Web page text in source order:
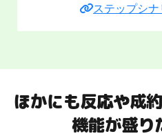
ステップシ
ほかにも反応や成
機能が盛り